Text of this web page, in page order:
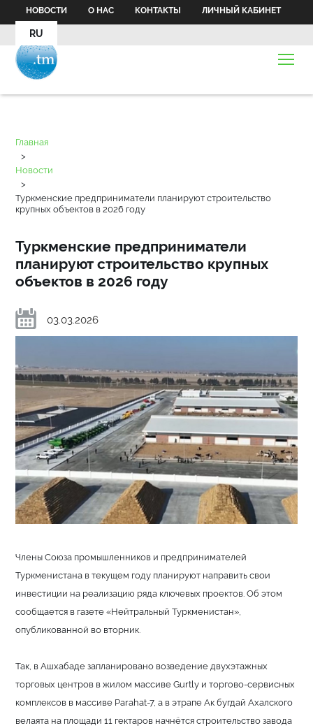
НОВОСТИ О НАС КОНТАКТЫ ЛИЧНЫЙ КАБИНЕТ
RU
Главная
>
Новости
>
Туркменские предприниматели планируют строительство
крупных объектов в 2026 году
Туркменские предприниматели
планируют строительство крупных
объектов в 2026 году
03.03.2026
Члены Союза промышленников и предпринимателей
Туркменистана в текущем году планируют направить свои
инвестиции на реализацию ряда ключевых проектов. Об этом
сообщается в газете «Нейтральный Туркменистан»,
опубликованной во вторник.
Так, в Ашхабаде запланировано возведение двухэтажных
торговых центров в жилом массиве Gurtly и торгово-сервисных
комплексов в массиве Parahat-7, а в этрапе Ак бугдай Ахалского
велаята на площади 11 гектаров начнётся строительство завода